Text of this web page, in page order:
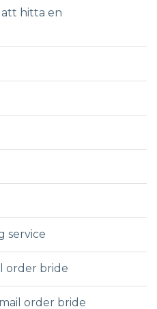
hitta en
service
order bride
order bride